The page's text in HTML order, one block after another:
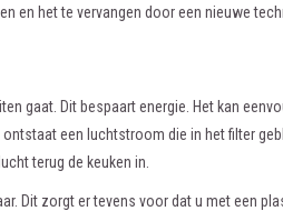
en het te vervangen door een nieuwe
gaat. Dit bespaart energie. Het kan
een luchtstroom die in het filter
terug de keuken in.
Dit zorgt er tevens voor dat u met een